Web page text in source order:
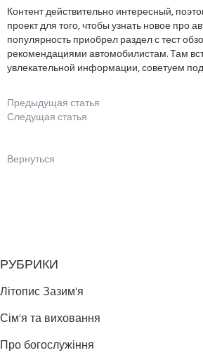
Контент действительно интересный,
проект для того, чтобы узнать новое про
популярность приобрел раздел с тест
рекомендациями автомобилистам. Там
увлекательной информации, советуем
Предыдущая статья
Следущая статья
Вернуться
РУБРИКИ
Літопис Зазим'я
Сім'я та виховання
Про богослужіння